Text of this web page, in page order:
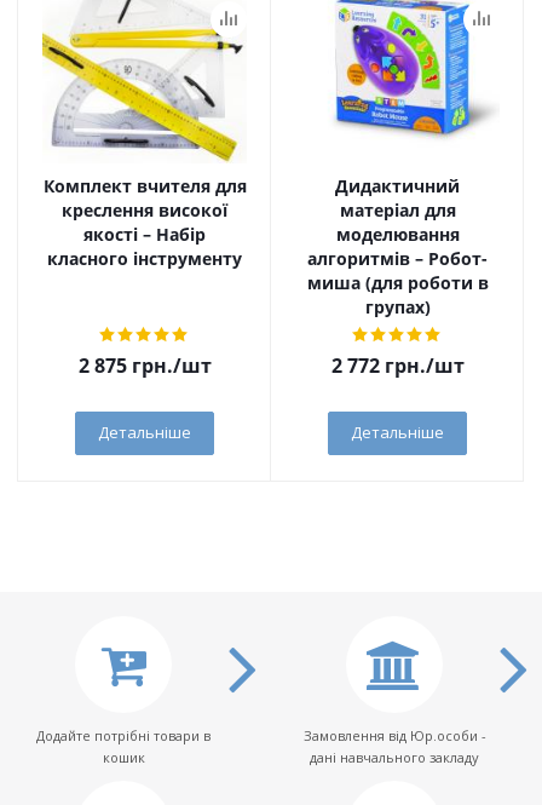
Комплект вчителя для
креслення високої
якості – Набір
класного інструменту
2 875грн./шт
Детальніше
Дидактичний
матеріал для
моделювання
алгоритмів – Робот-
миша (для роботи в
групах)
2 772грн./шт
Детальніше
Додайте потрібні товари в
кошик
Замовлення від Юр.особи -
дані навчального закладу